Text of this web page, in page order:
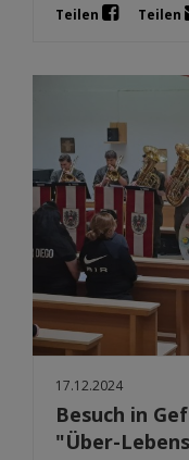
Teilen Teilen
17.12.2024
Besuch in
"Über-